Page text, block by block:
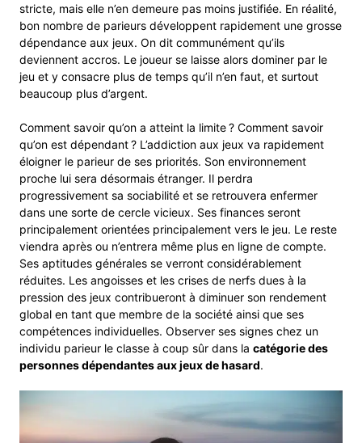
stricte, mais elle n’en demeure pas moins justifiée. En réalité,
bon nombre de parieurs développent rapidement une grosse
dépendance aux jeux. On dit communément qu’ils
deviennent accros. Le joueur se laisse alors dominer par le
jeu et y consacre plus de temps qu’il n’en faut, et surtout
beaucoup plus d’argent.
Comment savoir qu’on a atteint la limite ? Comment savoir
qu’on est dépendant ? L’addiction aux jeux va rapidement
éloigner le parieur de ses priorités. Son environnement
proche lui sera désormais étranger. Il perdra
progressivement sa sociabilité et se retrouvera enfermer
dans une sorte de cercle vicieux. Ses finances seront
principalement orientées principalement vers le jeu. Le reste
viendra après ou n’entrera même plus en ligne de compte.
Ses aptitudes générales se verront considérablement
réduites. Les angoisses et les crises de nerfs dues à la
pression des jeux contribueront à diminuer son rendement
global en tant que membre de la société ainsi que ses
compétences individuelles. Observer ses signes chez un
individu parieur le classe à coup sûr dans la catégorie des
personnes dépendantes aux jeux de hasard.